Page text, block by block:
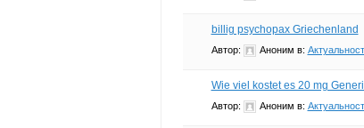
billig psychopax Griechenland
Автор: Аноним в:
Wie viel kostet es 20 mg
Автор: Аноним в: